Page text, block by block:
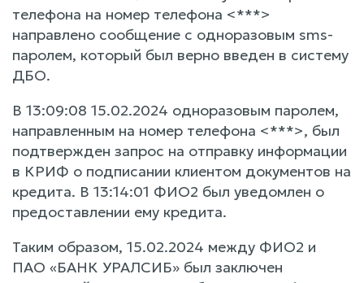
телефона на номер телефона <***>
направлено сообщение с одноразовым sms-
паролем, который был верно введен в систему
ДБО.
В 13:09:08 15.02.2024 одноразовым паролем,
направленным на номер телефона <***>, был
подтвержден запрос на отправку информации
в КРИФ о подписании клиентом документов на
кредита. В 13:14:01 ФИО2 был уведомлен о
предоставлении ему кредита.
Таким образом, 15.02.2024 между ФИО2 и
ПАО «БАНК УРАЛСИБ» был заключен